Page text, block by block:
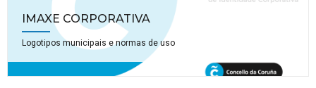
IMAXE CORPORATIVA
Logotipos municipais e normas de uso